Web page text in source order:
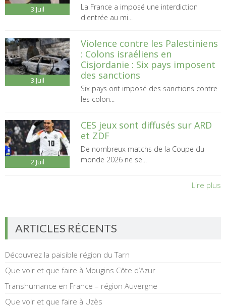
3 Juil
La France a imposé une interdiction
d'entrée au mi...
3 Juil
Violence contre les Palestiniens
: Colons israéliens en
Cisjordanie : Six pays imposent
des sanctions
Six pays ont imposé des sanctions contre
les colon...
2 Juil
CES jeux sont diffusés sur ARD
et ZDF
De nombreux matchs de la Coupe du
monde 2026 ne se...
Lire plus
ARTICLES RÉCENTS
Découvrez la paisible région du Tarn
Que voir et que faire à Mougins Côte d’Azur
Transhumance en France – région Auvergne
Que voir et que faire à Uzès